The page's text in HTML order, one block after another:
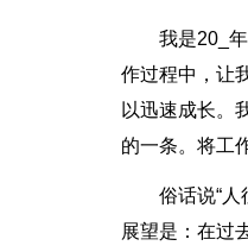
我是20_
作过程中，让
以迅速成长。
的一条。将工
俗话说“
展望是：在过